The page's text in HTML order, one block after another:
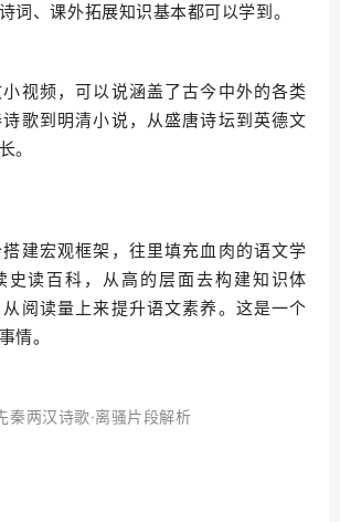
词、课外拓展知识基本都可以学到。
视频，可以说涵盖了古今中外的各类
歌到明清小说，从盛唐诗坛到英德文
。
建宏观框架，往里填充血肉的语文学
史读百科，从高的层面去构建知识体
阅读量上来提升语文素养。这是一个
情。
秦两汉诗歌·离骚片段解析